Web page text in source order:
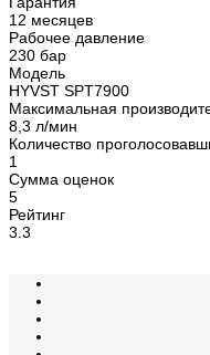
12 месяцев
Рабочее давление
230 бар
Модель
HYVST SPT7900
Максимальная
8,3 л/мин
Количество
1
Сумма оценок
5
Рейтинг
3.3